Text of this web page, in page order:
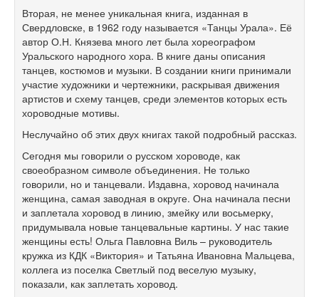
Вторая, не менее уникальная книга, изданная в
Свердловске, в 1962 году называется «Танцы Урала». Её
автор О.Н. Князева много лет была хореографом
Уральского народного хора. В книге даны описания
танцев, костюмов и музыки. В создании книги принимали
участие художники и чертежники, раскрывая движения
артистов и схему танцев, среди элементов которых есть
хороводные мотивы.
Неслучайно об этих двух книгах такой подробный рассказ.
Сегодня мы говорили о русском хороводе, как
своеобразном символе объединения. Не только
говорили, но и танцевали. Издавна, хоровод начинала
женщина, самая заводная в округе. Она начинала песни
и заплетала хоровод в линию, змейку или восьмерку,
придумывала новые танцевальные картины. У нас такие
женщины есть! Ольга Павловна Виль – руководитель
кружка из КДК «Виктория» и Татьяна Ивановна Мальцева,
коллега из поселка Светлый под веселую музыку,
показали, как заплетать хоровод.